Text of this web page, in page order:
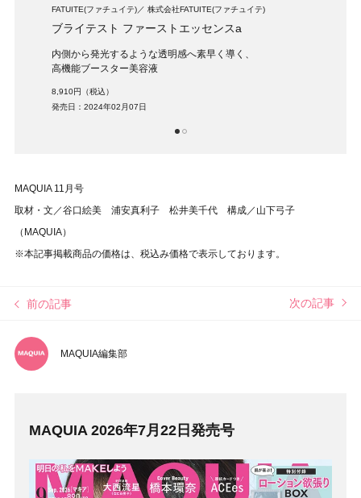
FATUITE(ファチュイテ) 株式会社FATUITE(ファチュイテ)
ブライテスト ファーストエッセンスa
内側から発光するような透明感へ素早く導く、
高機能ブースター美容液
8,910円（税込）
発売日：2024年02月07日
MAQUIA 11月号
取材・文／谷口絵美 浦安真利子 松井美千代 構成／山下弓子
（MAQUIA）
※本記事掲載商品の価格は、税込み価格で表示しております。
前の記事 次の記事
MAQUIA編集部
MAQUIA 2026年7月22日発売号